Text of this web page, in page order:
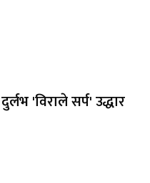
'विराले सर्प' उद्धार